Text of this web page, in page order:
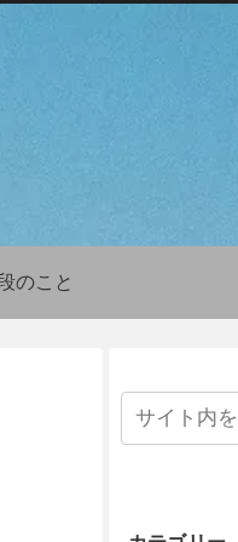
のこと